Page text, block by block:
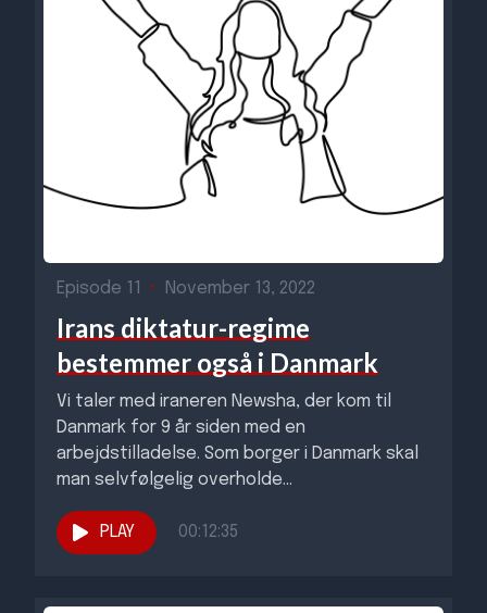
Episode 11 • November 13, 2022
Irans diktatur-regime
bestemmer også i Danmark
Vi taler med iraneren Newsha, der kom til
Danmark for 9 år siden med en
arbejdstilladelse. Som borger i Danmark skal
man selvfølgelig overholde...
PLAY 00:12:35